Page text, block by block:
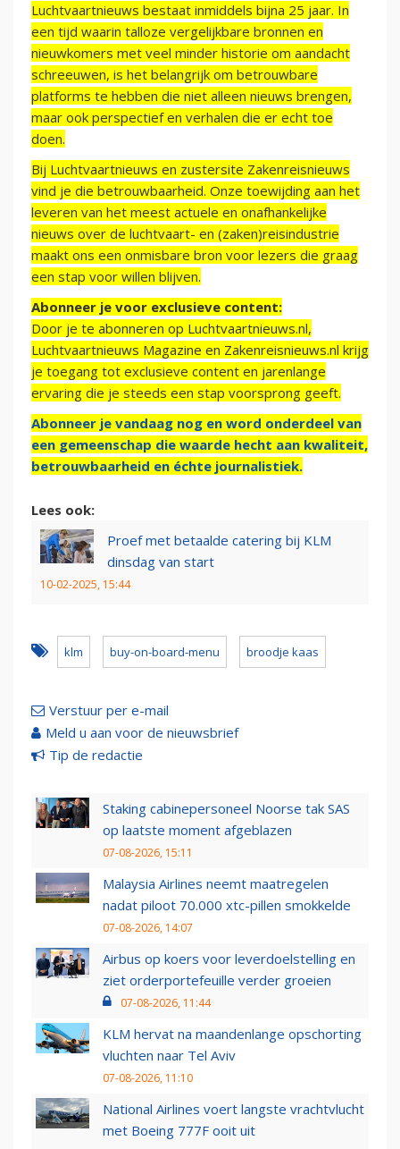
Luchtvaartnieuws bestaat inmiddels bijna 25 jaar. In
een tijd waarin talloze vergelijkbare bronnen en
nieuwkomers met veel minder historie om aandacht
schreeuwen, is het belangrijk om betrouwbare
platforms te hebben die niet alleen nieuws brengen,
maar ook perspectief en verhalen die er echt toe
doen.
Bij Luchtvaartnieuws en zustersite Zakenreisnieuws
vind je die betrouwbaarheid. Onze toewijding aan het
leveren van het meest actuele en onafhankelijke
nieuws over de luchtvaart- en (zaken)reisindustrie
maakt ons een onmisbare bron voor lezers die graag
een stap voor willen blijven.
Abonneer je voor exclusieve content:
Door je te abonneren op Luchtvaartnieuws.nl,
Luchtvaartnieuws Magazine en Zakenreisnieuws.nl krijg
je toegang tot exclusieve content en jarenlange
ervaring die je steeds een stap voorsprong geeft.
Abonneer je vandaag nog en word onderdeel van
een gemeenschap die waarde hecht aan kwaliteit,
betrouwbaarheid en échte journalistiek.
Lees ook:
Proef met betaalde catering bij KLM
dinsdag van start
10-02-2025, 15:44
klm buy-on-board-menu broodje kaas
Verstuur per e-mail
Meld u aan voor de nieuwsbrief
Tip de redactie
Staking cabinepersoneel Noorse tak SAS
op laatste moment afgeblazen
07-08-2026, 15:11
Malaysia Airlines neemt maatregelen
nadat piloot 70.000 xtc-pillen smokkelde
07-08-2026, 14:07
Airbus op koers voor leverdoelstelling en
ziet orderportefeuille verder groeien
07-08-2026, 11:44
KLM hervat na maandenlange opschorting
vluchten naar Tel Aviv
07-08-2026, 11:10
National Airlines voert langste vrachtvlucht
met Boeing 777F ooit uit